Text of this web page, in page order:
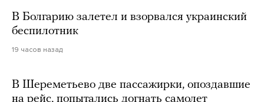
В Болгарию залетел и взорвался украинский
беспилотник
19 часов назад
В Шереметьево две пассажирки, опоздавшие
на рейс, попытались догнать самолет